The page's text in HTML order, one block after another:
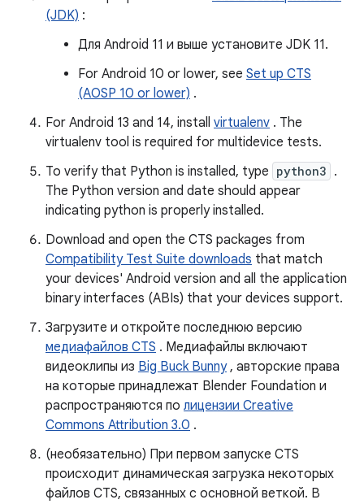
(JDK) :
Для Android 11 и выше установите JDK 11.
For Android 10 or lower, see Set up CTS
(AOSP 10 or lower) .
For Android 13 and 14, install virtualenv . The
virtualenv tool is required for multidevice tests.
To verify that Python is installed, type python3 .
The Python version and date should appear
indicating python is properly installed.
Download and open the CTS packages from
Compatibility Test Suite downloads that match
your devices' Android version and all the application
binary interfaces (ABIs) that your devices support.
Загрузите и откройте последнюю версию
медиафайлов CTS . Медиафайлы включают
видеоклипы из Big Buck Bunny, авторские права
на которые принадлежат Blender Foundation и
распространяются по лицензии Creative
Commons Attribution 3.0 .
(необязательно) При первом запуске CTS
происходит динамическая загрузка некоторых
файлов CTS, связанных с основной веткой. В